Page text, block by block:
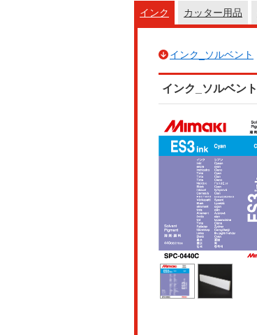
インク カッター用品
インク_ソルベント
インク_ソルベント